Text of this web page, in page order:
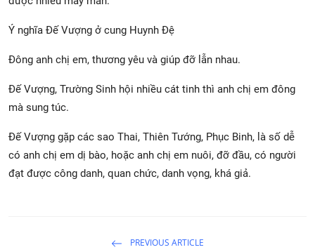
Ý nghĩa Đế Vượng ở cung Huynh Đệ
Đông anh chị em, thương yêu và giúp đỡ lẫn nhau.
Đế Vượng, Trường Sinh hội nhiều cát tinh thì anh chị em đông
mà sung túc.
Đế Vượng gặp các sao Thai, Thiên Tướng, Phục Binh, là số dễ
có anh chị em dị bào, hoặc anh chị em nuôi, đỡ đầu, có người
đạt được công danh, quan chức, danh vọng, khá giả.
PREVIOUS ARTICLE